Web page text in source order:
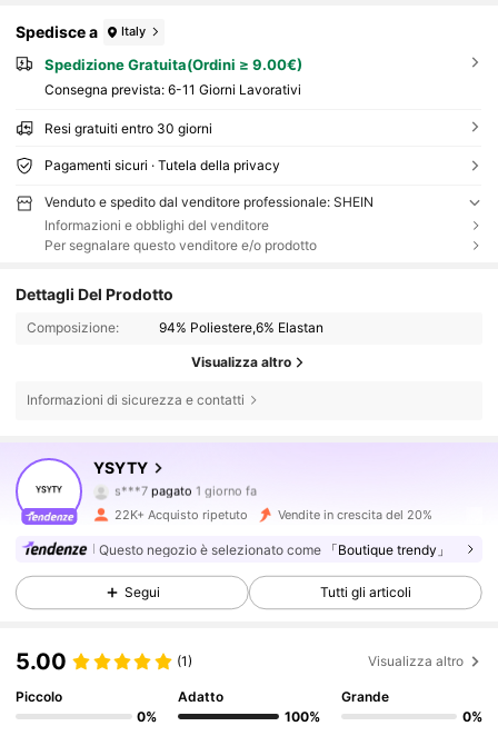
Spedisce a Italy
Spedizione Gratuita(Ordini ≥ 9.00€)
Consegna prevista: 6-11 Giorni Lavorativi
Resi gratuiti entro 30 giorni
Pagamenti sicuri · Tutela della privacy
Venduto e spedito dal venditore professionale: SHEIN
Informazioni e obblighi del venditore
Per segnalare questo venditore e/o prodotto
Dettagli Del Prodotto
Composizione: 94% Poliestere,6% Elastan
Visualizza altro
Informazioni di sicurezza e contatti
YSYTY
4.81
7.1K Follower
s***7
pagato
n***isegue1 giorno fa
4.81 7.1K Follower
22K+ Acquisto ripetuto Vendite in crescita del 20%
Questo negozio è selezionato come 「Boutique trendy」
Segui Tutti gli articoli
5.00 (1) Visualizza altro
Piccolo
0%
Adatto
100%
Grande
0%